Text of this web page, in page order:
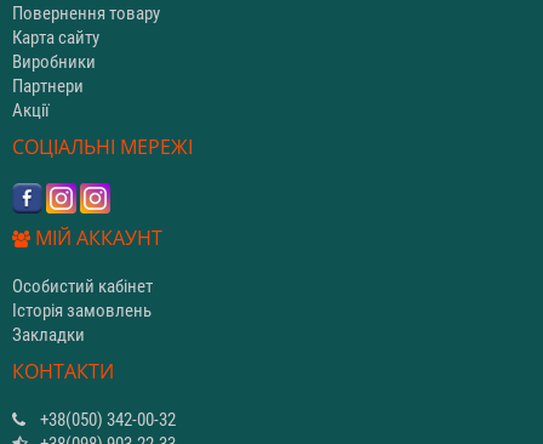
Повернення товару
Карта сайту
Виробники
Партнери
Акції
СОЦІАЛЬНІ МЕРЕЖІ
МІЙ АККАУНТ
Особистий кабінет
Історія замовлень
Закладки
КОНТАКТИ
+38(050) 342-00-32